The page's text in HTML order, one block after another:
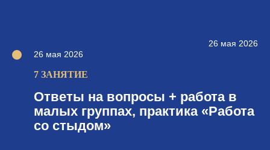
26 мая 2026
26 мая 2026
7 ЗАНЯТИЕ
Ответы на вопросы + работа в
малых группах, практика «Работа
со стыдом»